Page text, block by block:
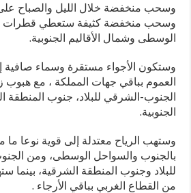
وسحب منخفضة خلال الليل والصباح
وسحب منخفضة كثيفة ستعطي قطرات
الوسطى وشمال الأقاليم الجنوبية.
وستكون الأجواء مستقرة وسماء صافية
العموم بباقي جهات المملكة ، مع هبوب
الجنوب-الشرقي للبلاد، جنوب المنطقة
الجنوبية.
وستهب الرياح معتدلة إلى قوية نوعا
بالجنوب والسواحل الوسطى، ومن
للبلاد وجنوب المنطقة الشرقية، بينما
من القطاع الغربي بباقي الأرجاء .